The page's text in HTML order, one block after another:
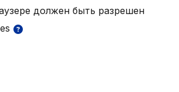
должен быть разрешен